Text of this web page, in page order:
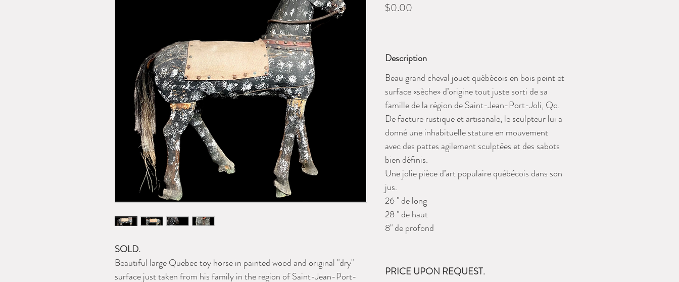
SOLD.
Beautiful large Quebec toy horse in painted wood and original "dry"
surface just taken from his family in the region of Saint-Jean-Port-
$0.00
Description
Beau grand cheval jouet québécois en bois peint et
surface «sèche» d’origine tout juste sorti de sa
famille de la région de Saint-Jean-Port-Joli, Qc.
De facture rustique et artisanale, le sculpteur lui a
donné une inhabituelle stature en mouvement
avec des pattes agilement sculptées et des sabots
bien définis.
Une jolie pièce d’art populaire québécois dans son
jus.
26 " de long
28 " de haut
8" de profond
PRICE UPON REQUEST.